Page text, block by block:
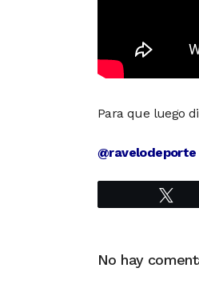
Para que luego
@ravelodeporte
No hay